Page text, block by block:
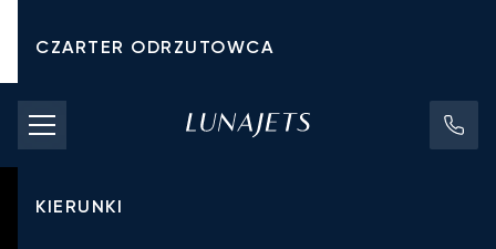
CZARTER ODRZUTOWCA
KOSZTY CZARTERU
PRYWATNE ODRZUTOWCE
KIERUNKI